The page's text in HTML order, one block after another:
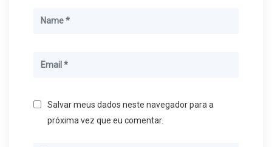
Salvar meus dados neste navegador para a
próxima vez que eu comentar.